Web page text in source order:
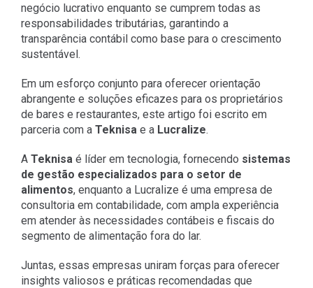
negócio lucrativo enquanto se cumprem todas as
responsabilidades tributárias, garantindo a
transparência contábil como base para o crescimento
sustentável.
Em um esforço conjunto para oferecer orientação
abrangente e soluções eficazes para os proprietários
de bares e restaurantes, este artigo foi escrito em
parceria com a Teknisae a Lucralize.
A Teknisaé líder em tecnologia, fornecendo sistemas
de gestão especializados para o setor de
alimentos, enquanto a Lucralize é uma empresa de
consultoria em contabilidade, com ampla experiência
em atender às necessidades contábeis e fiscais do
segmento de alimentação fora do lar.
Juntas, essas empresas uniram forças para oferecer
insights valiosos e práticas recomendadas que